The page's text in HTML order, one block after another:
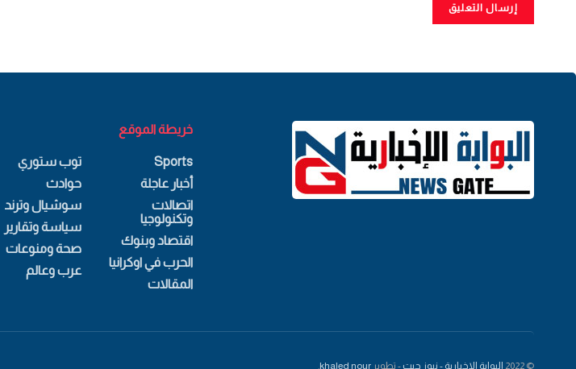
خريطة الموقع
Sports
أخبار عاجلة
اتصالات
وتكنولوجيا
اقتصاد وبنوك
الحرب في اوكرانيا
المقالات
توب ستوري
حوادث
سوشيال وترند
سياسة وتقارير
صحة ومنوعات
عرب وعالم
© 2022 البوابة الاخبارية - نيوز جيت - تطويرkhaled nour
.